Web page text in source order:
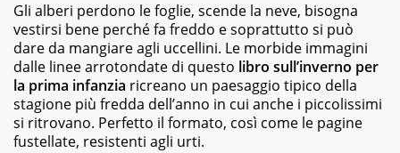
Gli alberi perdono le foglie, scende la neve, bisogna
vestirsi bene perché fa freddo e soprattutto si può
dare da mangiare agli uccellini. Le morbide immagini
dalle linee arrotondate di questo libro sull’inverno per
la prima infanzia ricreano un paesaggio tipico della
stagione più fredda dell’anno in cui anche i piccolissimi
si ritrovano. Perfetto il formato, così come le pagine
fustellate, resistenti agli urti.